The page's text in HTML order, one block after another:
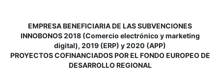
EMPRESA BENEFICIARIA DE LAS SUBVENCIONES
INNOBONOS 2018 (Comercio electrónico y marketing
digital), 2019 (ERP) y 2020 (APP)
PROYECTOS COFINANCIADOS POR EL FONDO EUROPEO DE
DESARROLLO REGIONAL